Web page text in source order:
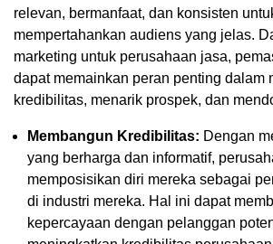
relevan, bermanfaat, dan konsisten
mempertahankan audiens yang jelas.
marketing untuk perusahaan jasa,
dapat memainkan peran penting dalam
kredibilitas, menarik prospek, dan
Membangun Kredibilitas: Dengan
yang berharga dan informatif,
memposisikan diri mereka sebagai
di industri mereka. Hal ini dapat
kepercayaan dengan pelanggan